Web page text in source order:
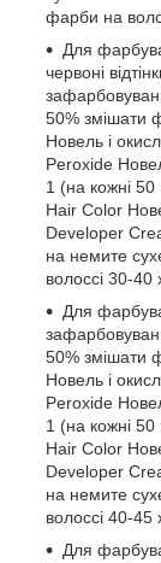
фарби на
Для
червоні
50% змішати
Новель і
Peroxide
1 (на кожні
Hair Color
Developer
на немите
волоссі 30-40
Для
50% змішати
Новель і
Peroxide
1 (на кожні
Hair Color
Developer
на немите
волоссі 40-45
Для